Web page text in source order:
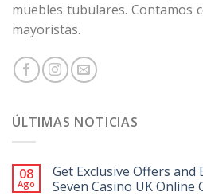
muebles tubulares. Contamos
mayoristas.
ÚLTIMAS NOTICIAS
08
Ago
Get Exclusive Offers
Seven Casino UK Online